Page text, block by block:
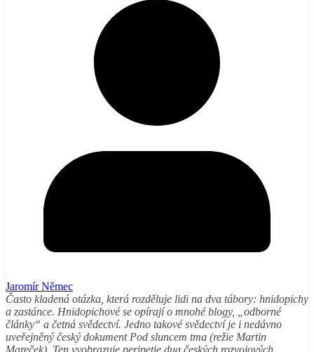
Jaromír Němec
Často kladená otázka, která rozděluje lidi na dva tábory: hnidopichy
a zastánce. Hnidopichové se opírají o mnohé blogy, „odborné
články“ a četná svědectví. Jedno takové svědectví je i nedávno
uveřejněný český dokument Pod sluncem tma (režie Martin